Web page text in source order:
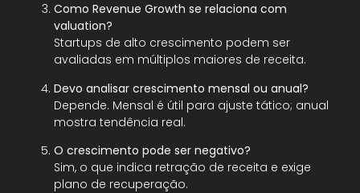
Como Revenue Growth se relaciona com
valuation?
Startups de alto crescimento podem ser
avaliadas em múltiplos maiores de receita.
Devo analisar crescimento mensal ou anual?
Depende. Mensal é útil para ajuste tático; anual
mostra tendência real.
O crescimento pode ser negativo?
Sim, o que indica retração de receita e exige
plano de recuperação.